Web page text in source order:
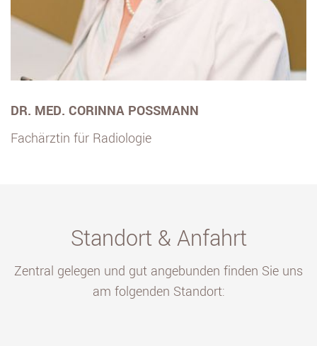
DR. MED. CORINNA POSSMANN
Fachärztin für Radiologie
Standort & Anfahrt
Zentral gelegen und gut angebunden finden Sie uns
am folgenden Standort: